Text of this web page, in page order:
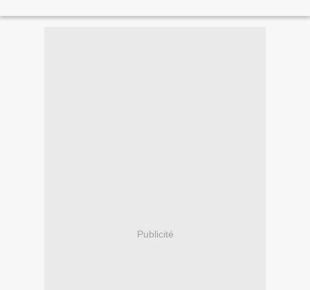
Publicité